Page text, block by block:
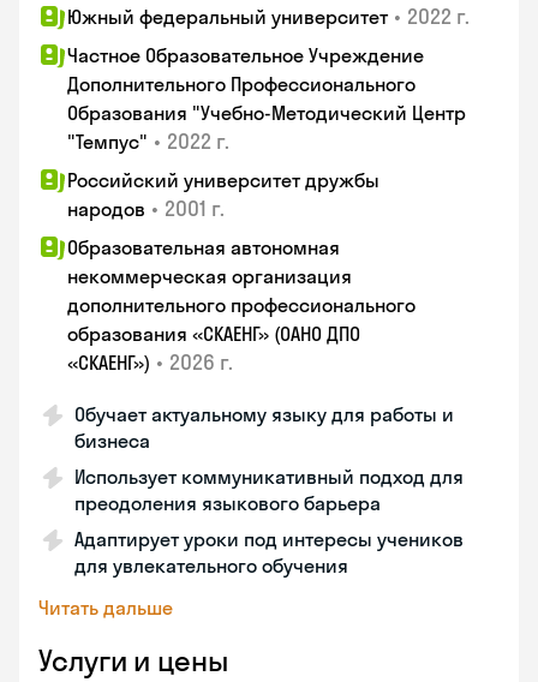
Южный федеральный университет • 2022 г.
Частное Образовательное Учреждение
Дополнительного Профессионального
Образования "Учебно-Методический Центр
"Темпус" • 2022 г.
Российский университет дружбы
народов • 2001 г.
Образовательная автономная
некоммерческая организация
дополнительного профессионального
образования «СКАЕНГ» (ОАНО ДПО
«СКАЕНГ») • 2026 г.
Обучает актуальному языку для работы и
бизнеса
Использует коммуникативный подход для
преодоления языкового барьера
Адаптирует уроки под интересы учеников
для увлекательного обучения
Читать дальше
Услуги и цены